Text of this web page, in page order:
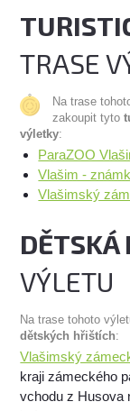
TRASE
Na trase
zakoupit tyto
výletky:
ParaZOO
Vlašim -
Vlašimský
DĚTSKÁ
VÝLETU
Na trase tohoto
dětských hřištích:
Vlašimský
kraji zámeckého
vchodu z Husova